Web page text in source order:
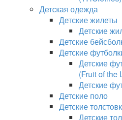
Детская одежда
Детские жилеты
Детские
Детские
Детские
Детские
(Fruit of the
Детские
Детские поло
Детские
Детские